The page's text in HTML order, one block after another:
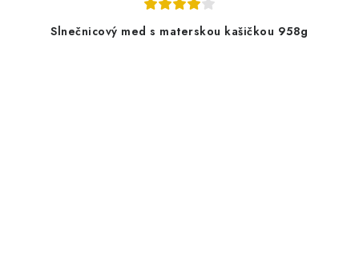
Slnečnicový med s materskou kašičkou 958g